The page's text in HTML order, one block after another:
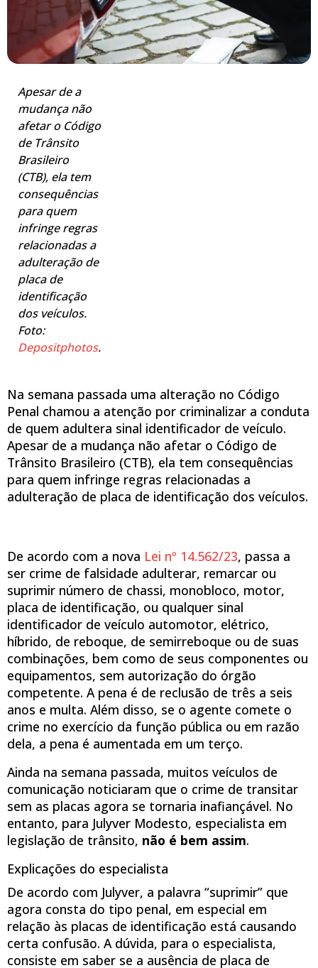
Apesar de a
mudança não
afetar o Código
de Trânsito
Brasileiro
(CTB), ela tem
consequências
para quem
infringe regras
relacionadas a
adulteração de
placa de
identificação
dos veículos.
Foto:
Depositphotos.
Na semana passada uma alteração no Código
Penal chamou a atenção por criminalizar a conduta
de quem adultera sinal identificador de veículo.
Apesar de a mudança não afetar o Código de
Trânsito Brasileiro (CTB), ela tem consequências
para quem infringe regras relacionadas a
adulteração de placa de identificação dos veículos.
De acordo com a nova Lei nº 14.562/23, passa a
ser crime de falsidade adulterar, remarcar ou
suprimir número de chassi, monobloco, motor,
placa de identificação, ou qualquer sinal
identificador de veículo automotor, elétrico,
híbrido, de reboque, de semirreboque ou de suas
combinações, bem como de seus componentes ou
equipamentos, sem autorização do órgão
competente. A pena é de reclusão de três a seis
anos e multa. Além disso, se o agente comete o
crime no exercício da função pública ou em razão
dela, a pena é aumentada em um terço.
Ainda na semana passada, muitos veículos de
comunicação noticiaram que o crime de transitar
sem as placas agora se tornaria inafiançável. No
entanto, para Julyver Modesto, especialista em
legislação de trânsito, não é bem assim.
Explicações do especialista
De acordo com Julyver, a palavra “suprimir” que
agora consta do tipo penal, em especial em
relação às placas de identificação está causando
certa confusão. A dúvida, para o especialista,
consiste em saber se a ausência de placa de